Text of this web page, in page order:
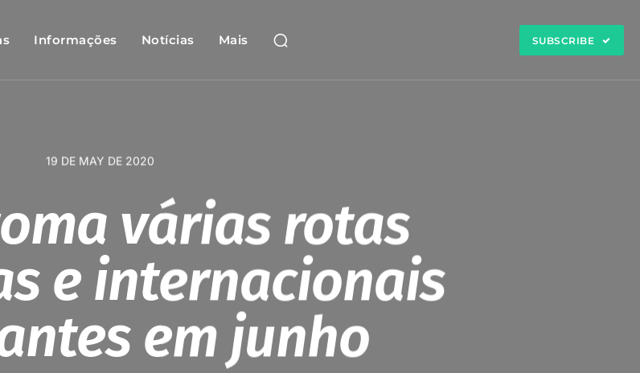
Informações Notícias Mais SUBSCRIBE
19 DE MAY DE 2020
várias rotas
e internacionais
em junho